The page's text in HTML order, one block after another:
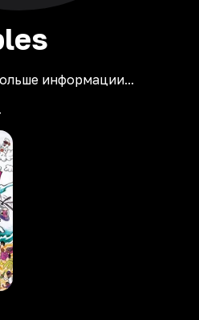
информации...